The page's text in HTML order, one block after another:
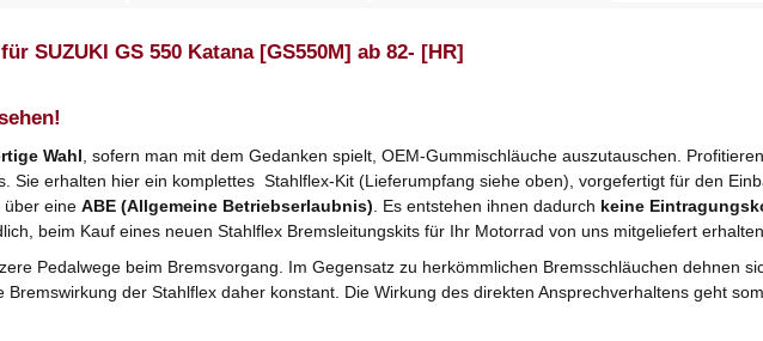
SUZUKI GS 550 Katana [GS550M] ab 82- [HR]
Wahl , sofern man mit dem Gedanken spielt, OEM-Gummischläuche auszutauschen.
Sie erhalten hier ein komplettes Stahlflex-Kit (Lieferumpfang siehe oben), vorgefertigt für den
über eine ABE (Allgemeine Betriebserlaubnis) . Es entstehen ihnen dadurch keine
beim Kauf eines neuen Stahlflex Bremsleitungskits für Ihr Motorrad von uns mitgeliefert erhalten.
Pedalwege beim Bremsvorgang. Im Gegensatz zu herkömmlichen Bremsschläuchen dehnen
der Stahlflex daher konstant. Die Wirkung des direkten Ansprechverhaltens geht